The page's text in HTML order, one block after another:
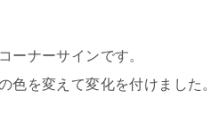
ーナーサインです。
色を変えて変化を付けました。